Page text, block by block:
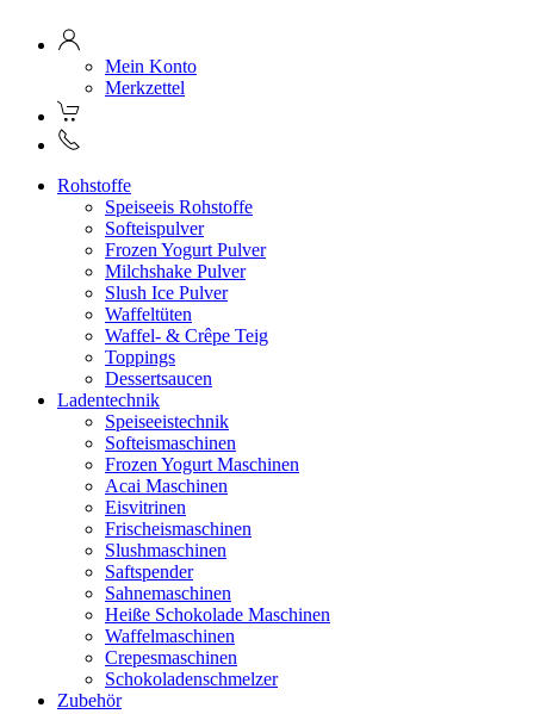
Mein Konto
Merkzettel
Rohstoffe
Speiseeis Rohstoffe
Softeispulver
Frozen Yogurt Pulver
Milchshake Pulver
Slush Ice Pulver
Waffeltüten
Waffel- & Crêpe Teig
Toppings
Dessertsaucen
Ladentechnik
Speiseeistechnik
Softeismaschinen
Frozen Yogurt Maschinen
Acai Maschinen
Eisvitrinen
Frischeismaschinen
Slushmaschinen
Saftspender
Sahnemaschinen
Heiße Schokolade Maschinen
Waffelmaschinen
Crepesmaschinen
Schokoladenschmelzer
Zubehör